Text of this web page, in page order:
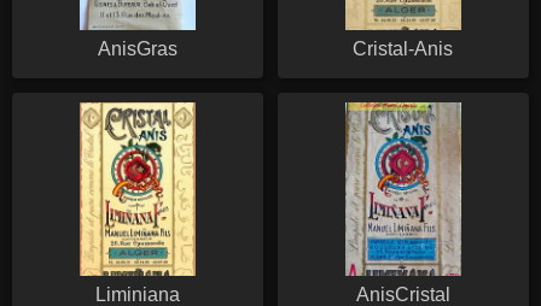
AnisGras Cristal-Anis
Liminiana AnisCristal